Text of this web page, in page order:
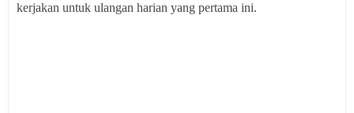
kerjakan untuk ulangan harian yang pertama ini.